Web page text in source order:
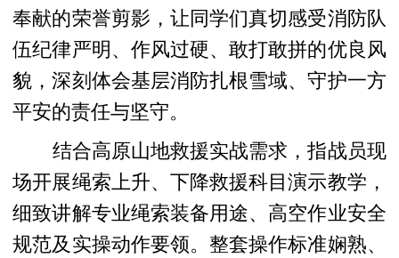
奉献的荣誉剪影，让同学们真切感受消防队
伍纪律严明、作风过硬、敢打敢拼的优良风
貌，深刻体会基层消防扎根雪域、守护一方
平安的责任与坚守。
结合高原山地救援实战需求，指战员现
场开展绳索上升、下降救援科目演示教学，
细致讲解专业绳索装备用途、高空作业安全
规范及实操动作要领。整套操作标准娴熟、